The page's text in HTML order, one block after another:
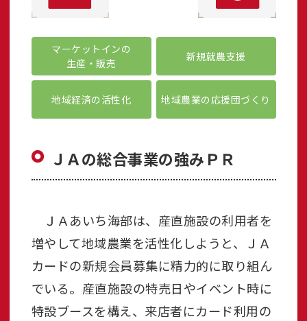
マーケットインの
生産・販売
新規就農支援
地域経済の活性化 地域農業の応援団づくり
ＪＡの総合事業の強みＰＲ
ＪＡあいち海部は、産直施設の利用者を
増やして地域農業を活性化しようと、ＪＡ
カードの新規会員募集に精力的に取り組ん
でいる。産直施設の特売日やイベント時に
特設ブースを構え、来店者にカード利用の